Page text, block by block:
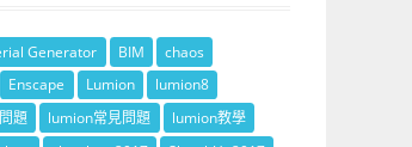
Generator BIM
chaos
Enscape Lumion
lumion8
題
lumion常見問題
lumion教學